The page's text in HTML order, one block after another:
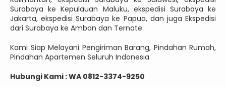
Surabaya ke Kepulauan Maluku, ekspedisi Surabaya ke
Jakarta, ekspedisi Surabaya ke Papua, dan juga Ekspedisi
dari Surabaya ke Ambon dan Ternate.
Kami Siap Melayani Pengiriman Barang, Pindahan Rumah,
Pindahan Apartemen Seluruh Indonesia
Hubungi Kami : WA 0812-3374-9250